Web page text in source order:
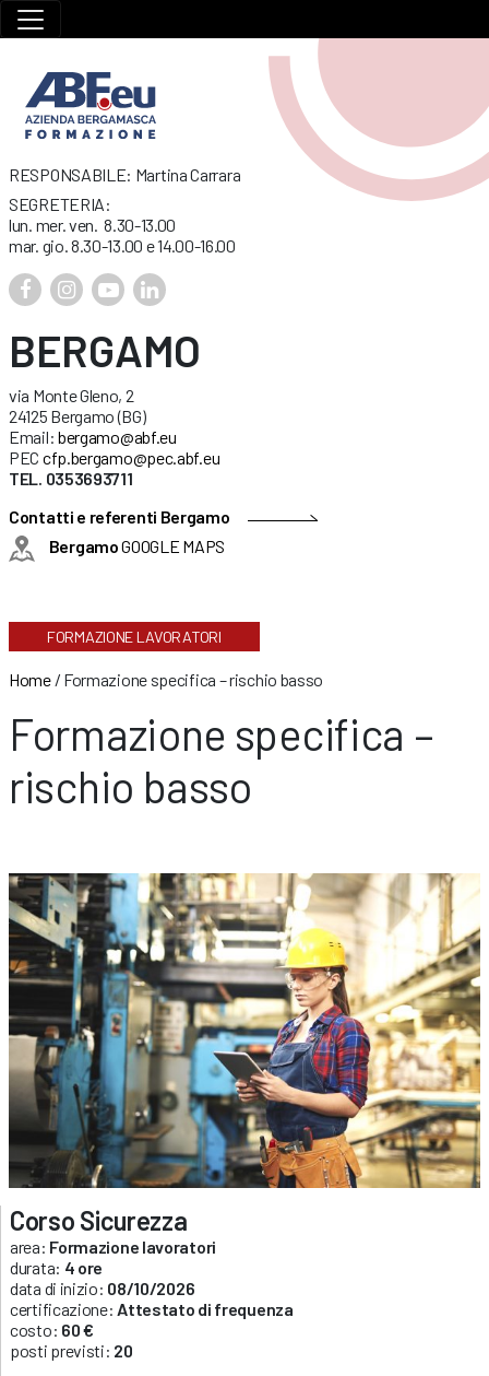
RESPONSABILE: Martina Carrara
SEGRETERIA:
lun. mer. ven. 8.30-13.00
mar. gio. 8.30-13.00 e 14.00-16.00
BERGAMO
via Monte Gleno, 2
24125 Bergamo (BG)
Email: bergamo@abf.eu
PEC cfp.bergamo@pec.abf.eu
TEL. 0353693711
Contatti e referenti Bergamo
BergamoGOOGLE MAPS
FORMAZIONE LAVORATORI
Home/ Formazione specifica – rischio basso
Formazione specifica –
rischio basso
Corso Sicurezza
area: Formazione lavoratori
durata: 4 ore
data di inizio: 08/10/2026
certificazione: Attestato di frequenza
costo: 60 €
posti previsti: 20